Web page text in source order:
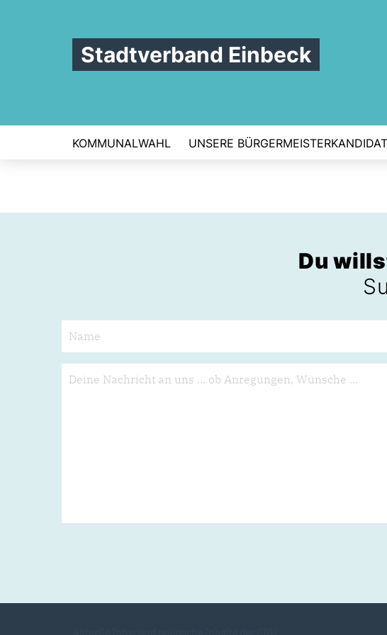
Stadtverband Einbeck
KOMMUNALWAHL UNSERE
Du